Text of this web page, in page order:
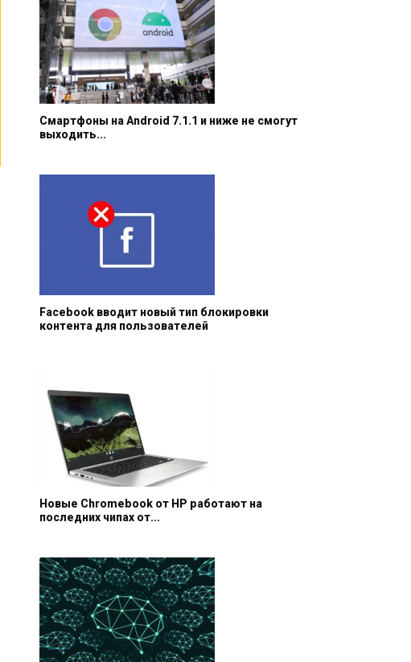
Смартфоны на Android 7.1.1 и ниже не смогут
выходить...
Facebook вводит новый тип блокировки
контента для пользователей
Новые Chromebook от HP работают на
последних чипах от...